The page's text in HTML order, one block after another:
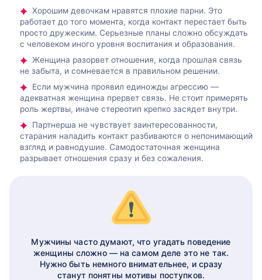
Хорошим девочкам нравятся плохие парни. Это
работает до того момента, когда контакт перестает быть
просто дружеским. Серьезные планы сложно обсуждать
с человеком иного уровня воспитания и образования.
Женщина разорвет отношения, когда прошлая связь
не забыта, и сомневается в правильном решении.
Если мужчина проявил единожды агрессию —
адекватная женщина прервет связь. Не стоит примерять
роль жертвы, иначе стереотип крепко засядет внутри.
Партнерша не чувствует заинтересованности,
старания наладить контакт разбиваются о непонимающий
взгляд и равнодушие. Самодостаточная женщина
разрывает отношения сразу и без сожаления.
Мужчины часто думают, что угадать поведение
женщины сложно — на самом деле это не так.
Нужно быть немного внимательнее, и сразу
станут понятны мотивы поступков.